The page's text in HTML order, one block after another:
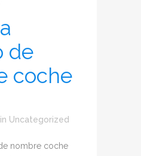
de
coche
in Uncategorized
nombre coche